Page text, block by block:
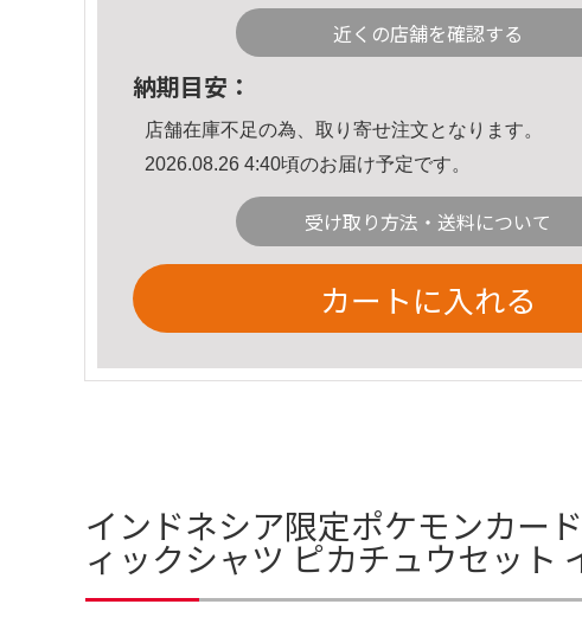
近くの店舗を確認する
納期目安：
店舗在庫不足の為、取り寄せ注文となります。
2026.08.26 4:40頃のお届け予定です。
受け取り方法・送料について
カートに入れる
インドネシア限定ポケモンカー
ィックシャツ ピカチュウセット